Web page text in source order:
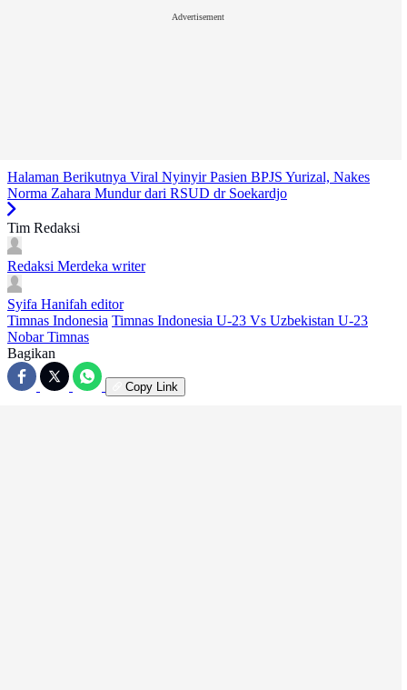
Advertisement
Halaman Berikutnya Viral Nyinyir Pasien BPJS Yurizal, Nakes
Norma Zahara Mundur dari RSUD dr Soekardjo
Tim Redaksi
Redaksi Merdeka writer
Syifa Hanifah editor
Timnas Indonesia Timnas Indonesia U-23 Vs Uzbekistan U-23
Nobar Timnas
Bagikan
Copy Link